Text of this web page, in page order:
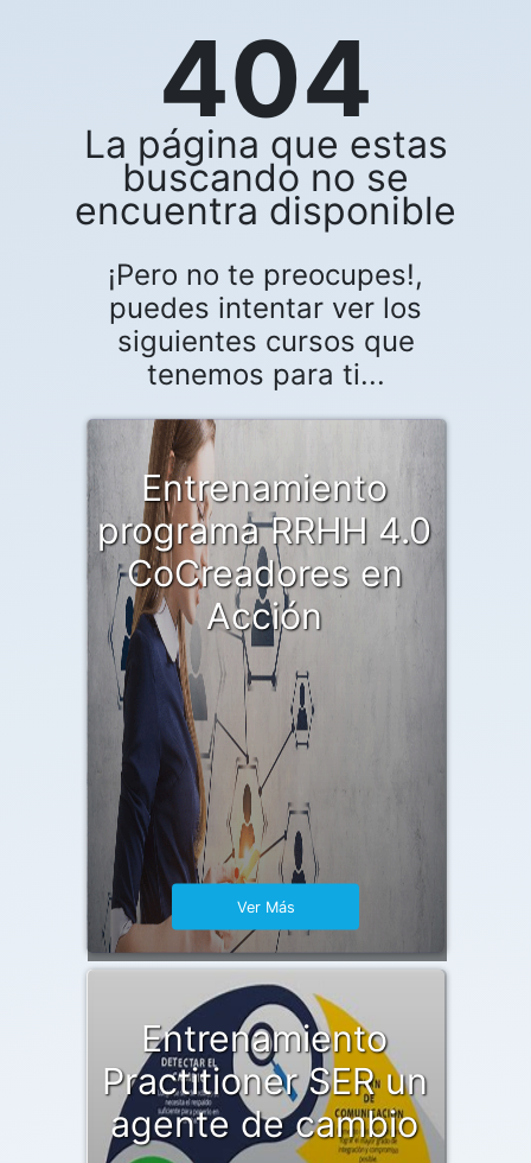
404
La página que estas
buscando no se
encuentra disponible
¡Pero no te preocupes!,
puedes intentar ver los
siguientes cursos que
tenemos para ti...
Entrenamiento
programa RRHH 4.0
CoCreadores en
Acción
Ver Más
Entrenamiento
Practitioner SER un
agente de cambio